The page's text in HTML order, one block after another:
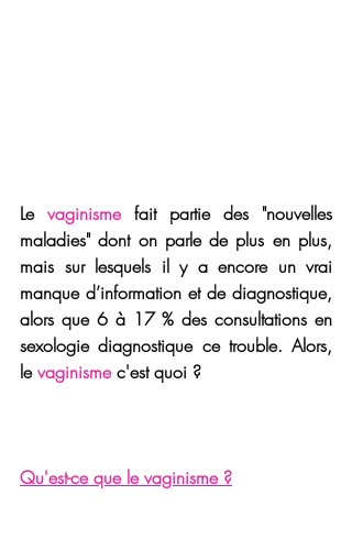
Le vaginisme fait partie des "nouvelles
maladies" dont on parle de plus en plus,
mais sur lesquels il y a encore un vrai
manque d’information et de diagnostique,
alors que 6 à 17 % des consultations en
sexologie diagnostique ce trouble. Alors,
le vaginisme c'est quoi ?
Qu'est-ce que le vaginisme ?